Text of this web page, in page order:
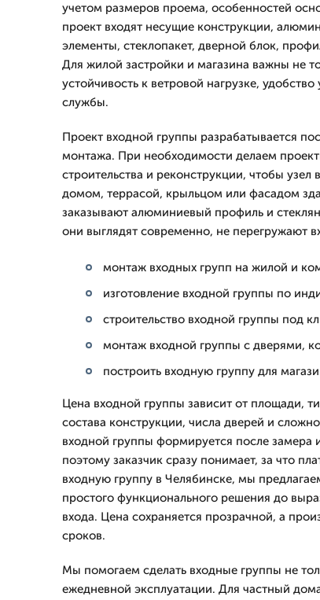
учетом размеров проема, особенностей
проект входят несущие конструкции,
элементы, стеклопакет, дверной блок,
Для жилой застройки и магазина важны не
устойчивость к ветровой нагрузке,
службы.
Проект входной группы разрабатывается
монтажа. При необходимости делаем
строительства и реконструкции, чтобы узел
домом, террасой, крыльцом или фасадом
заказывают алюминиевый профиль и
они выглядят современно, не перегружают
монтаж входных групп на жилой и
изготовление входной группы по
строительство входной группы под
монтаж входной группы с дверями,
построить входную группу для
Цена входной группы зависит от площади,
состава конструкции, числа дверей и
входной группы формируется после замера
поэтому заказчик сразу понимает, за что
входную группу в Челябинске, мы
простого функционального решения до
входа. Цена сохраняется прозрачной, а
сроков.
Мы помогаем сделать входные группы не
ежедневной эксплуатации. Для частный